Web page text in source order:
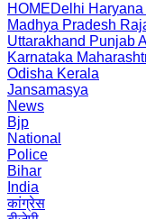
HOMEDelhi Haryana
Madhya Pradesh
Uttarakhand Punjab
Karnataka
Odisha Kerala
Jansamasya
News
Bjp
National
Police
Bihar
India
कांग्रेस